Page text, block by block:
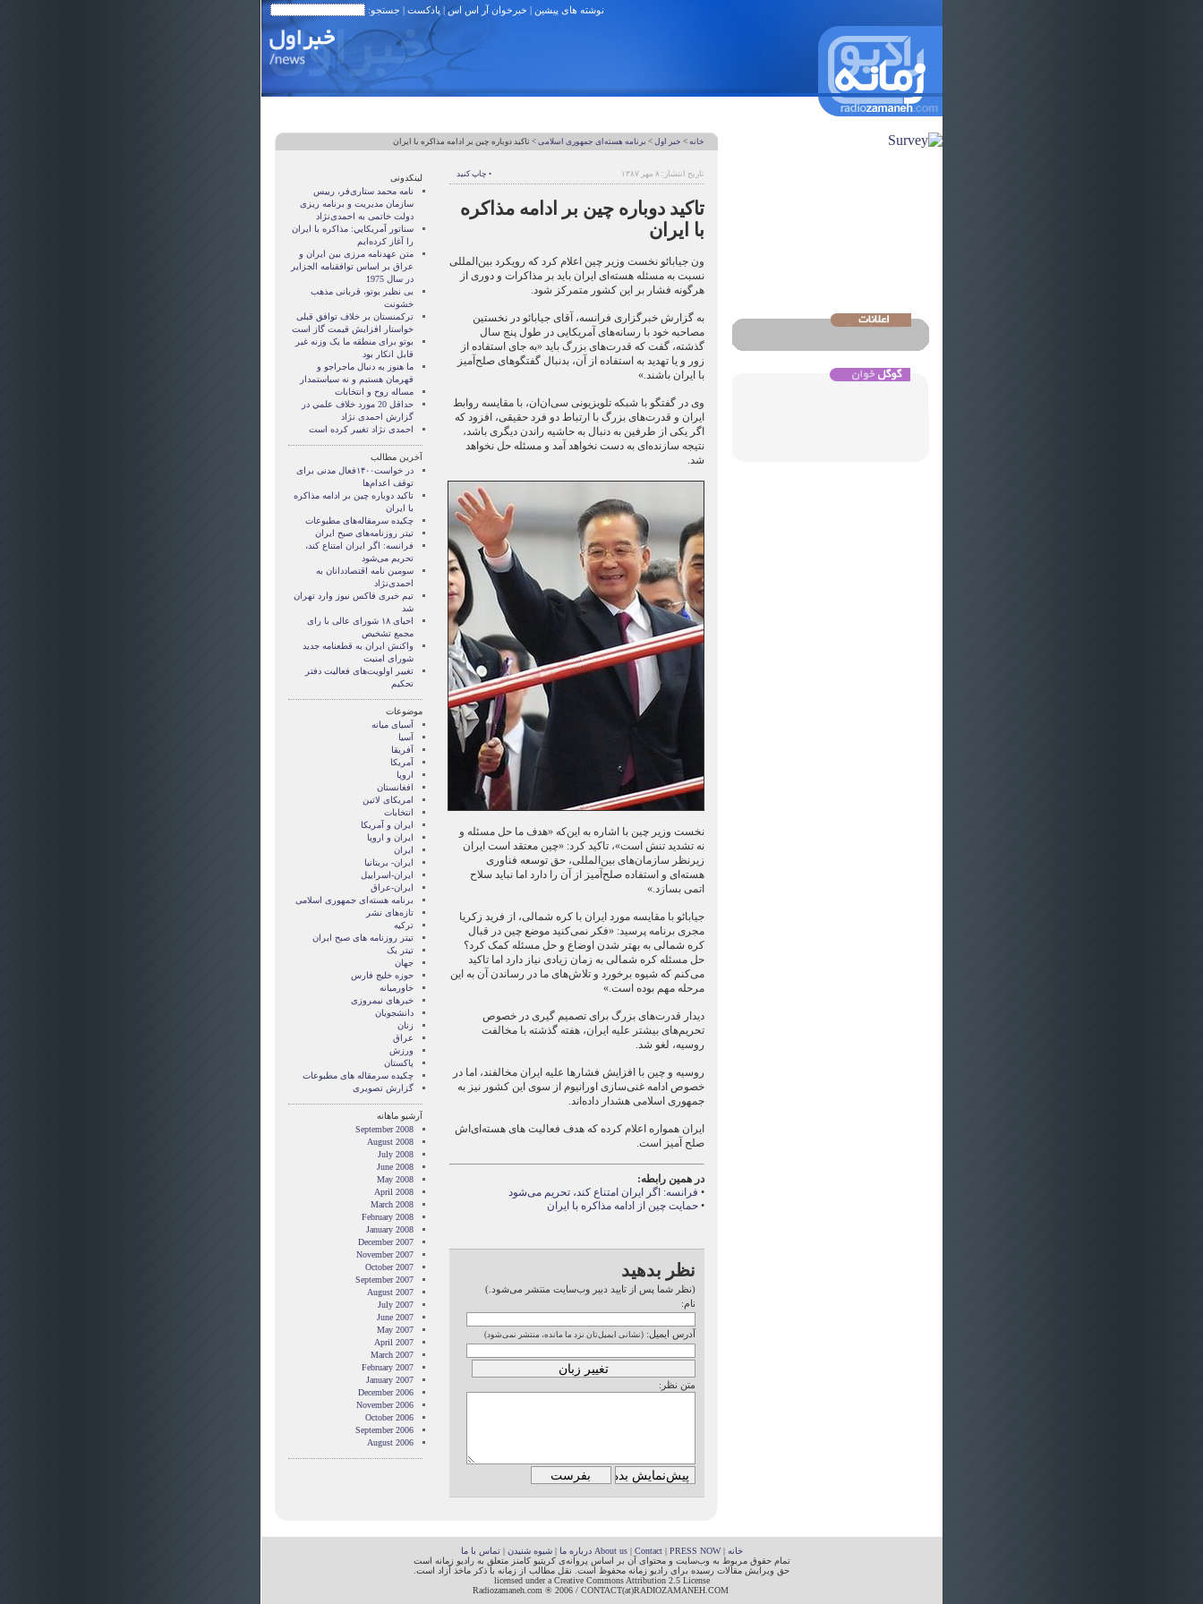
نوشته های پیشین | خبرخوان آر اس اس| پادکست | جستجو:
خانه > خبر اول > برنامه هسته‌ای جمهوری اسلامی > تاکید دوباره چین بر ادامه مذاکره با ایران
تاریخ انتشار: ۸ مهر ۱۳۸۷ • چاپ کنید
تاکید دوباره چین بر ادامه مذاکره
با ایران
ون جیابائو نخست وزیر چین اعلام کرد که رویکرد بین‌المللی
نسبت به مسئله هسته‌ای ایران باید بر مذاکرات و دوری از
هرگونه فشار بر این کشور متمرکز شود.
به گزارش خبرگزاری فرانسه، آقای جیابائو در نخستین
مصاحبه خود با رسانه‌های آمریکایی در طول پنج سال
گذشته، گفت که قدرت‌های بزرگ باید «به جای استفاده از
زور و یا تهدید به استفاده از آن، بدنبال گفتگوهای صلح‌آمیز
با ایران باشند.»
وی در گفتگو با شبکه تلویزیونی سی‌ان‌ان، با مقایسه روابط
ایران و قدرت‌های بزرگ با ارتباط دو فرد حقیقی، افزود که
اگر یکی از طرفین به دنبال به حاشیه راندن دیگری باشد،
نتیجه سازنده‌ای به دست نخواهد آمد و مسئله حل نخواهد
شد.
نخست وزیر چین با اشاره به این‌که «هدف ما حل مسئله و
نه تشدید تنش است»، تاکید کرد: «چین معتقد است ایران
زیرنظر سازمان‌های بین‌المللی، حق توسعه فناوری
هسته‌ای و استفاده صلح‌آمیز از آن را دارد اما نباید سلاح
اتمی بسازد.»
جیابائو با مقایسه مورد ایران با کره شمالی، از فرید زکریا
مجری برنامه پرسید: «فکر نمی‌کنید موضع چین در قبال
کره شمالی به بهتر شدن اوضاع و حل مسئله کمک کرد؟
حل مسئله کره شمالی به زمان زیادی نیاز دارد اما تاکید
می‌کنم که شیوه برخورد و تلاش‌های ما در رساندن آن به این
مرحله مهم بوده است.»
دیدار قدرت‌های بزرگ برای تصمیم گیری در خصوص
تحریم‌های بیشتر علیه ایران، هفته گذشته با مخالفت
روسیه، لغو شد.
روسیه و چین با افزایش فشارها علیه ایران مخالفند، اما در
خصوص ادامه غنی‌سازی اورانیوم از سوی این کشور نیز به
جمهوری اسلامی هشدار داده‌اند.
ایران همواره اعلام کرده که هدف فعالیت های هسته‌ای‌اش
صلح آمیز است.
در همین رابطه:
• فرانسه: اگر ایران امتناع کند، تحریم می‌شود
•حمایت چین از ادامه مذاکره با ایران
نظر بدهید
(نظر شما پس از تایید دبیر وب‌سایت منتشر می‌شود.)
نام:
آدرس ایمیل: (نشانی ایمیل‌تان نزد ما مانده، منتشر نمی‌شود)
متن نظر:
لینکدونی
نامه محمد ستاری‌فر، رییس
سازمان مدیریت و برنامه ریزی
دولت خاتمی به احمدی‌نژاد
سناتور آمريکايي: مذاکره با ايران
را آغاز کرده‌ايم
متن عهدنامه مرزى بين ايران و
عراق بر اساس توافقنامه الجزاير
در سال 1975
بی نظیر بوتو، قربانی مذهب
خشونت
ترکمنستان بر خلاف توافق قبلی
خواستار افزایش قیمت گاز است
بوتو برای منطقه ما یک وزنه غیر
قابل انکار بود
ما هنوز به دنبال ماجراجو و
قهرمان هستيم و نه سياستمدار
مساله روح و انتخابات
حداقل 20 مورد خلاف علمي در
گزارش احمدی نژاد
احمدی نژاد تغییر کرده است
آخرین مطالب
در خواست۱۴۰۰فعال مدنی برای
توقف اعدام‌ها
تاکید دوباره چین بر ادامه مذاکره
با ایران
چکیده سرمقاله‌های مطبوعات
تیتر روزنامه‌های صبح ایران
فرانسه: اگر ایران امتناع کند،
تحریم می‌شود
سومین نامه اقتصاددانان به
احمدی‌نژاد
تیم خبری فاکس نیوز وارد تهران
شد
احیای ۱۸ شورای عالی با رای
مجمع تشخیص
واکنش ایران به قطعنامه جدید
شورای امنیت
تغییر اولویت‌های فعالیت‌ دفتر
تحکیم
موضوعات
آسيای ميانه
آسیا
آفریقا
آمریکا
اروپا
افغانستان
امریکای لاتین
انتخابات
ايران و آمريکا
ايران و اروپا
ایران
ایران- بریتانیا
ایران-اسراییل
ایران-عراق
برنامه هسته‌ای جمهوری اسلامی
تازه‌های نشر
ترکیه
تیتر روزنامه های صبح ایران
تیتر یک
جهان
حوزه خلیج فارس
خاورمیانه
خبرهای نیمروزی
دانشجویان
زنان
عراق
ورزش
پاکستان
چکیده سرمقاله های مطبوعات
گزارش تصويری
آرشیو ماهانه
September 2008
August 2008
July 2008
June 2008
May 2008
April 2008
March 2008
February 2008
January 2008
December 2007
November 2007
October 2007
September 2007
August 2007
July 2007
June 2007
May 2007
April 2007
March 2007
February 2007
January 2007
December 2006
November 2006
October 2006
September 2006
August 2006
خانه |
About us| Contact| PRESS NOW درباره ما |شیوه شنیدن |تماس با ما
تمام حقوق مربوط به وب‌سایت و محتوای آن بر اساس پروانه‌ی کریتیو کامنز متعلق به رادیو زمانه است
حق ویرایش مقالات رسیده برای رادیو زمانه محفوظ است. نقل مطالب از زمانه با ذکر ماخذ آزاد است.
licensed under a Creative Commons Attribution 2.5 License
Radiozamaneh.com ® 2006 / CONTACT(at)RADIOZAMANEH.COM